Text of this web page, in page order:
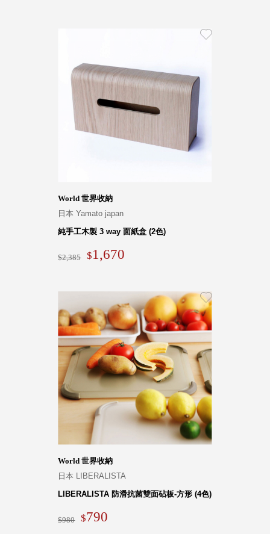
World 世界收納
日本 Yamato japan
純手工木製 3 way 面紙盒 (2色)
2,385 1,670
World 世界收納
日本 LIBERALISTA
LIBERALISTA 防滑抗菌雙面砧板-方形 (4色)
980 790